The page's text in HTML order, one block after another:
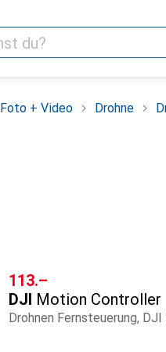
Foto + Video Drohne
CHF
113.–
DJI Motion Controller
Drohnen Fernsteuerung, DJI